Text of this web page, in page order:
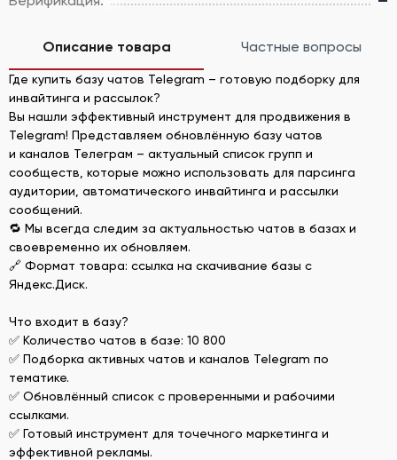
Описание товара Частные вопросы
Где купить базу чатов Telegram – готовую подборку для
инвайтинга и рассылок?
Вы нашли эффективный инструмент для продвижения в
Telegram! Представляем обновлённую базу чатов
и каналов Телеграм – актуальный список групп и
сообществ, которые можно использовать для парсинга
аудитории, автоматического инвайтинга и рассылки
сообщений.
🔁 Мы всегда следим за актуальностью чатов в базах и
своевременно их обновляем.
🔗 Формат товара: ссылка на скачивание базы с
Яндекс.Диск.
Что входит в базу?
✅ Количество чатов в базе: 10 800
✅ Подборка активных чатов и каналов Telegram по
тематике.
✅ Обновлённый список с проверенными и рабочими
ссылками.
✅ Готовый инструмент для точечного маркетинга и
эффективной рекламы.